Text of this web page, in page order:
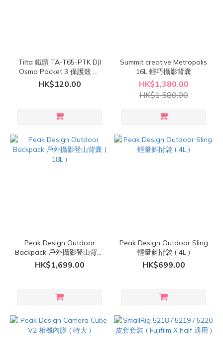
Tilta 鐵頭 TA-T65-PTK DJI
Osmo Pocket 3 保護殼 連
腕帶套裝 ( 深灰色 / 米白色 /
粉紅色 / 螢光綠色 )
HK$120.00
Summit creative Metropolis
16L 輕巧攝影背囊
HK$1,380.00
HK$1,580.00
Peak Design Outdoor
Backpack 戶外攝影登山背囊
( 18L )
HK$1,699.00
Peak Design Outdoor Sling
輕量斜揹袋 ( 4L )
HK$699.00